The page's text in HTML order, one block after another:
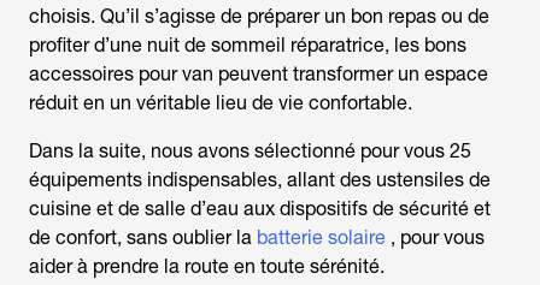
choisis. Qu’il s’agisse de préparer un bon repas ou de
profiter d’une nuit de sommeil réparatrice, les bons
accessoires pour van peuvent transformer un espace
réduit en un véritable lieu de vie confortable.
Dans la suite, nous avons sélectionné pour vous 25
équipements indispensables, allant des ustensiles de
cuisine et de salle d’eau aux dispositifs de sécurité et
de confort, sans oublier la batterie solaire , pour vous
aider à prendre la route en toute sérénité.